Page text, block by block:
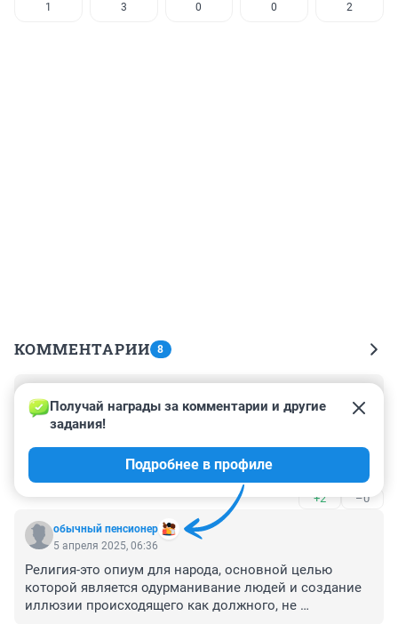
1 3 0 0 2
КОММЕНТАРИИ 8
5 апреля 2025, 10:59
Это насколько же рабской должна быть психология
народа, чтобы третье тысмячелетие поклоняться
чужой религии. Причём, в качестве именно рабов,
грешных уже при рождении.
+2 –0
обычный пенсионер
Получай награды за комментарии и другие
задания!
Подробнее в профиле
5 апреля 2025, 06:36
Религия-это опиум для народа, основной целью
которой является одурманивание людей и создание
иллюзии происходящего как должного, не